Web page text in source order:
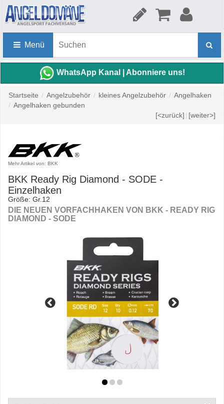
Menü
WhatsApp Kanal | Abonniere uns!
Startseite / Angelzubehör / kleines Angelzubehör / Angelhaken
/ Angelhaken gebunden
[<zurück] | [weiter>]
Mehr Artikel von: BKK
BKK Ready Rig Diamond - SODE -
Einzelhaken
Größe: Gr.12
DIE NEUEN VORFACHHAKEN VON BKK - READY RIG
DIAMOND - SODE